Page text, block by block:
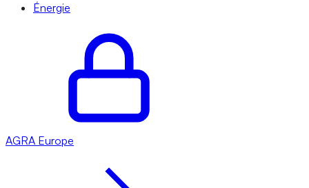
Énergie
AGRA Europe